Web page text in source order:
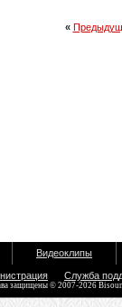
«
Видеоклипы
Служба
защищены © 2007-2026